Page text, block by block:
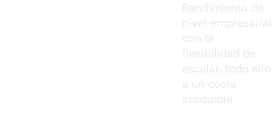
Rendimiento de
nivel empresarial
con la
flexibilidad de
escalar, todo ello
a un coste
asequible.